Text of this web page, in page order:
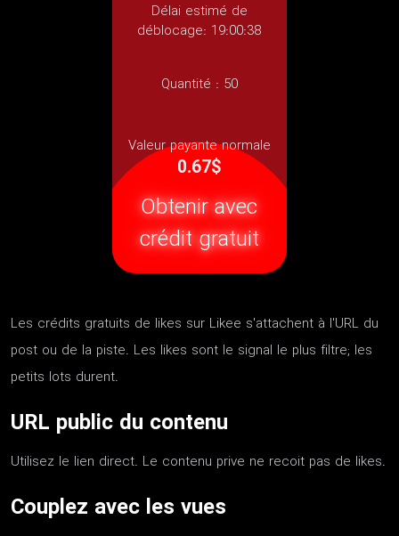
Délai estimé de
déblocage: 19:00:38
Quantité : 50
Valeur payante normale
0.67$
Obtenir avec
crédit gratuit
Les crédits gratuits de likes sur Likee s'attachent à l'URL du
post ou de la piste. Les likes sont le signal le plus filtre; les
petits lots durent.
URL public du contenu
Utilisez le lien direct. Le contenu prive ne recoit pas de likes.
Couplez avec les vues